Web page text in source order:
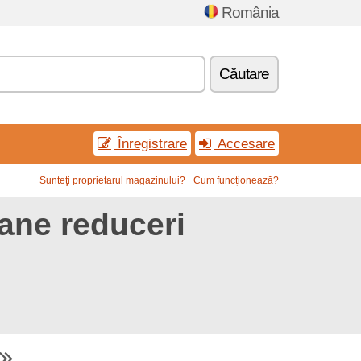
România
Căutare
Înregistrare Accesare
Sunteţi proprietarul magazinului? Cum funcționează?
reduceri